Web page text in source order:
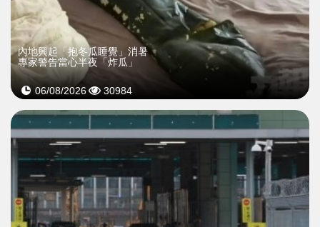
內地興起「抱冬瓜睡覺」消暑
專家警告當心半夜「炸瓜」
06/08/2026 30984